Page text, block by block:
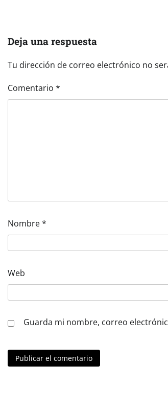
Deja una respuesta
Tu dirección de correo electrónico no
Comentario *
Nombre*
Web
Guarda mi nombre, correo